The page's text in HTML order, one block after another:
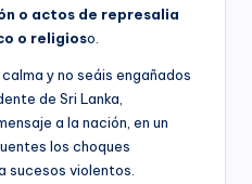
o actos de represalia
o religioso.
y no seáis engañados
de Sri Lanka,
a la nación, en un
los choques
sucesos violentos.